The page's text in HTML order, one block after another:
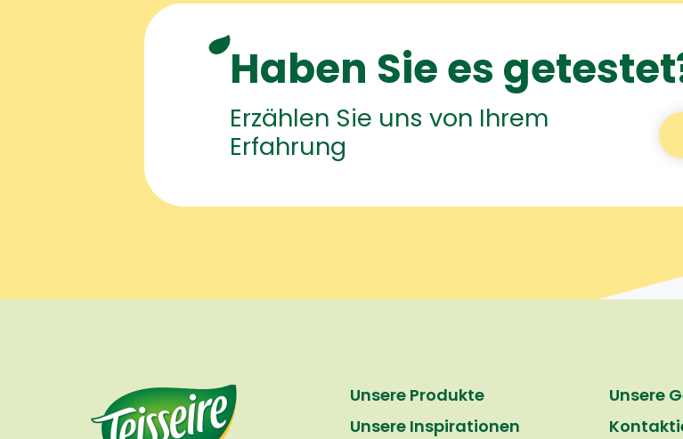
Haben Sie es
Erzählen Sie uns von Ihrem
Erfahrung
Unsere Produkte
Unsere Inspirationen
Unsere